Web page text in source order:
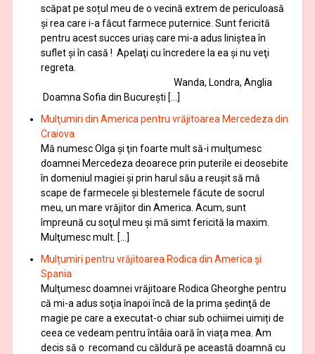
scăpat pe soțul meu de o vecină extrem de periculoasă
și rea care i-a făcut farmece puternice. Sunt fericită
pentru acest succes uriaș care mi-a adus liniștea în
suflet și în casă ! Apelaţi cu încredere la ea şi nu veţi
regreta.
Wanda, Londra, Anglia
Doamna Sofia din București […]
Mulţumiri din America pentru vrăjitoarea Mercedeza din
Craiova
Mă numesc Olga şi ţin foarte mult să-i mulţumesc
doamnei Mercedeza deoarece prin puterile ei deosebite
în domeniul magiei şi prin harul său a reuşit să mă
scape de farmecele şi blestemele făcute de socrul
meu, un mare vrăjitor din America. Acum, sunt
împreună cu soţul meu şi mă simt fericită la maxim.
Mulţumesc mult. […]
Mulțumiri pentru vrăjitoarea Rodica din America și
Spania
Mulţumesc doamnei vrăjitoare Rodica Gheorghe pentru
că mi-a adus soţia înapoi încă de la prima şedinţă de
magie pe care a executat-o chiar sub ochiimei uimiți de
ceea ce vedeam pentru întâia oară în viața mea. Am
decis să o recomand cu căldură pe această doamnă cu